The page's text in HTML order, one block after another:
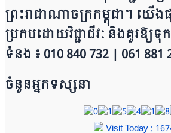
ព្រះរាជាណាចក្រ​ក​ម្ពុជា។ យើ​ង​​​​​
ប្រក​ប​ដោ​​​​​​យ​វិជ្ជាជីវៈ និ​ងគួរ​ឱ្យ​
ទំនង ៖ 010 840 732 | 0​​​​​61 881
ចំនួនអ្នកទស្សនា
Visit Today :